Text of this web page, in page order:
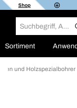
Shop
Sortiment
und Holzspezialbohrer